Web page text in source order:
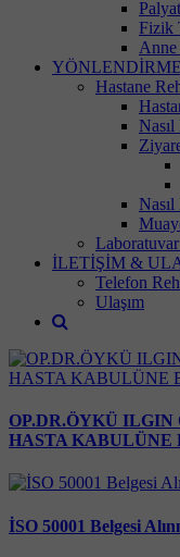
Fizik
Anne
YÖNLENDİRME
Hastane
İLETİŞİM &
Telefon
Ulaşım
OP.DR.ÖYKÜ
HASTA KABULÜNE
İSO 50001 Belgesi